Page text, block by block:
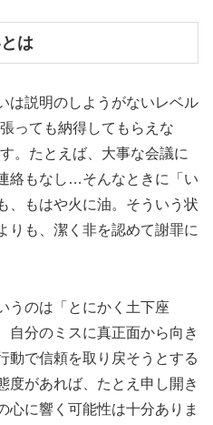
は
は説明のしようがないレベル
っても納得してもらえな
。たとえば、大事な会議に
絡もなし…そんなときに「い
もはや火に油。そういう状
りも、潔く非を認めて謝罪に
うのは「とにかく土下座
自分のミスに真正面から向き
動で信頼を取り戻そうとする
度があれば、たとえ申し開き
心に響く可能性は十分ありま